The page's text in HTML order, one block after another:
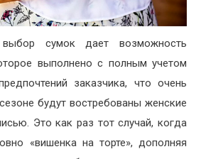
сумок дает возможность
выполнено с полным учетом
заказчика, что очень
будут востребованы женские
Это как раз тот случай, когда
«вишенка на торте», дополняя